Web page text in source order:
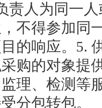
责人为同一
不得参加同
的响应。5.
购的对象提
理、检测等
分包转包。